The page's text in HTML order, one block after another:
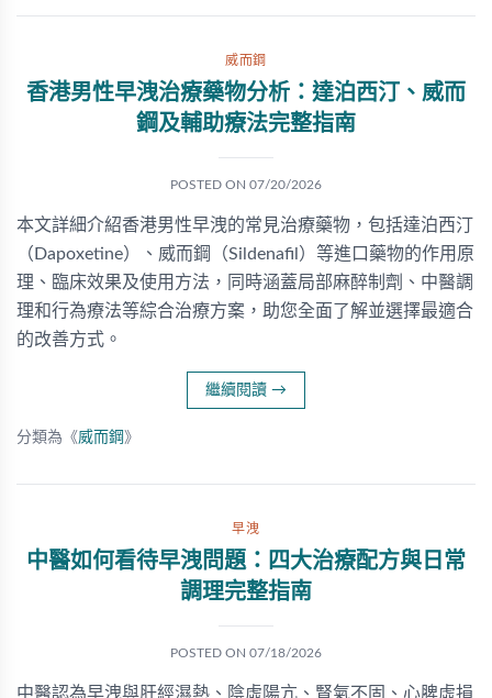
威而鋼
香港男性早洩治療藥物分析：達泊西汀、威而
鋼及輔助療法完整指南
POSTED ON 07/20/2026
本文詳細介紹香港男性早洩的常見治療藥物，包括達泊西汀
（Dapoxetine）、威而鋼（Sildenafil）等進口藥物的作用原
理、臨床效果及使用方法，同時涵蓋局部麻醉制劑、中醫調
理和行為療法等綜合治療方案，助您全面了解並選擇最適合
的改善方式。
繼續閱讀 →
分類為《威而鋼 》
早洩
中醫如何看待早洩問題：四大治療配方與日常
調理完整指南
POSTED ON 07/18/2026
中醫認為早洩與肝經濕熱、陰虛陽亢、腎氣不固、心脾虛損